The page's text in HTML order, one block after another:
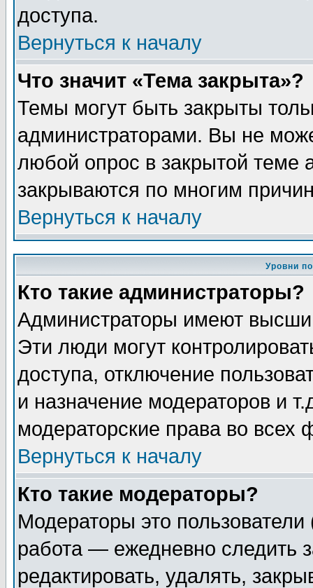
доступа.
Вернуться к началу
Что значит «Тема закрыта»?
Темы могут быть закрыты
администраторами. Вы не
любой опрос в закрытой теме
закрываются по многим
Вернуться к началу
Уровни
Кто такие администраторы?
Администраторы имеют
Эти люди могут
доступа, отключение
и назначение модераторов и
модераторские права во всех
Вернуться к началу
Кто такие модераторы?
Модераторы это
работа — ежедневно следить
редактировать, удалять,